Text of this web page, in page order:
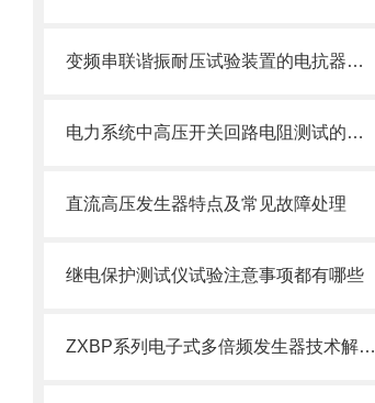
变频串联谐振耐压试验装置的电抗器该怎样选择？
电力系统中高压开关回路电阻测试的意义
直流高压发生器特点及常见故障处理
继电保护测试仪试验注意事项都有哪些
ZXBP系列电子式多倍频发生器技术解析与应用优势